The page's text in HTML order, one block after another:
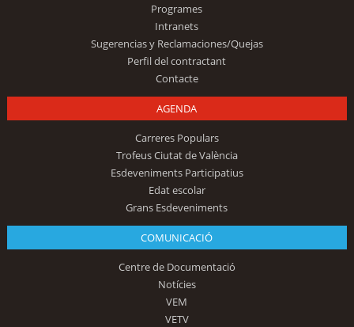
Programes
Intranets
Sugerencias y Reclamaciones/Quejas
Perfil del contractant
Contacte
AGENDA
Carreres Populars
Trofeus Ciutat de València
Esdeveniments Participatius
Edat escolar
Grans Esdeveniments
COMUNICACIÓ
Centre de Documentació
Notícies
VEM
VETV